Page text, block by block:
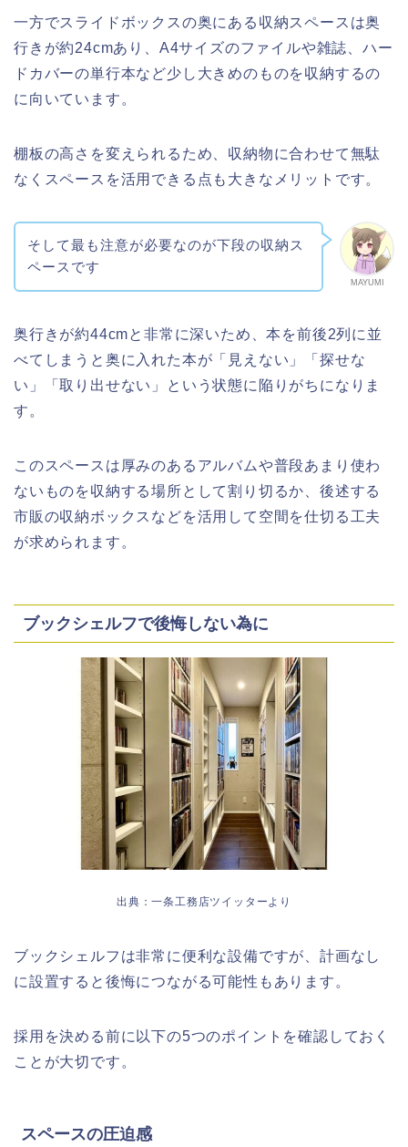
一方でスライドボックスの奥にある収納スペースは奥
行きが約24cmあり、A4サイズのファイルや雑誌、ハー
ドカバーの単行本など少し大きめのものを収納するの
に向いています。
棚板の高さを変えられるため、収納物に合わせて無駄
なくスペースを活用できる点も大きなメリットです。
MAYUMI
そして最も注意が必要なのが下段の収納ス
ペースです
奥行きが約44cmと非常に深いため、本を前後2列に並
べてしまうと奥に入れた本が「見えない」「探せな
い」「取り出せない」という状態に陥りがちになりま
す。
このスペースは厚みのあるアルバムや普段あまり使わ
ないものを収納する場所として割り切るか、後述する
市販の収納ボックスなどを活用して空間を仕切る工夫
が求められます。
ブックシェルフで後悔しない為に
出典：一条工務店ツイッターより
ブックシェルフは非常に便利な設備ですが、計画なし
に設置すると後悔につながる可能性もあります。
採用を決める前に以下の5つのポイントを確認しておく
ことが大切です。
スペースの圧迫感